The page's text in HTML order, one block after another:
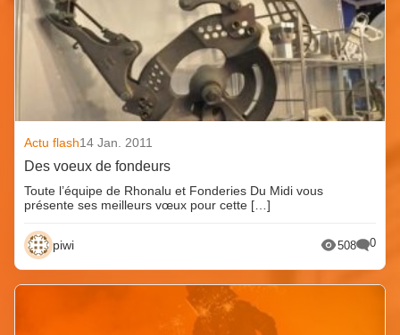
Actu flash14 Jan. 2011
Des voeux de fondeurs
Toute l’équipe de Rhonalu et Fonderies Du Midi vous
présente ses meilleurs vœux pour cette […]
piwi 508 0